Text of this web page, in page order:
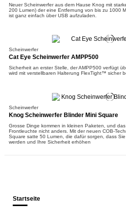
Neuer Scheinwerfer aus dem Hause Knog mit
200 Lumen) der eine Entfernung von bis zu 1000
ist ganz einfach über USB aufzuladen.
Scheinwerfer
Cat Eye Scheinwerfer AMPP500
Sicherheit an erster Stelle, der AMPP500 verfügt
wird mit verstellbaren Halterung FlexTight™ sicher
Scheinwerfer
Knog Scheinwerfer Blinder Mini Square
Grosse Dinge kommen in kleinen Paketen, und
Frontleuchte nicht anders. Mit der neuen COB-
Square satte 50 Lumen, die dafür sorgen, dass
werden und Ihre Sicherheit erhöhen
Startseite